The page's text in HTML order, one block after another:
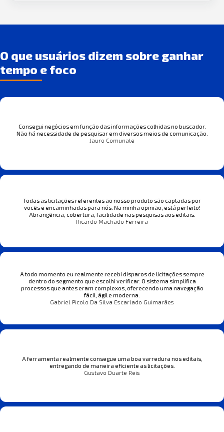
O que usuários dizem sobre ganhar
tempo e foco
Consegui negócios em função das informações colhidas no buscador.
Não há necessidade de pesquisar em diversos meios de comunicação.
Jauro Comunale
Todas as licitações referentes ao nosso produto são captadas por
vocês e encaminhadas para nós. Na minha opinião, está perfeito!
Abrangência, cobertura, facilidade nas pesquisas aos editais.
Ricardo Machado Ferreira
A todo momento eu realmente recebi disparos de licitações sempre
dentro do segmento que escolhi verificar. O sistema simplifica
processos que antes eram complexos, oferecendo uma navegação
fácil, ágil e moderna.
Gabriel Picolo Da Silva Escarlado Guimarães
A ferramenta realmente consegue uma boa varredura nos editais,
entregando de maneira eficiente as licitações.
Gustavo Duarte Reis